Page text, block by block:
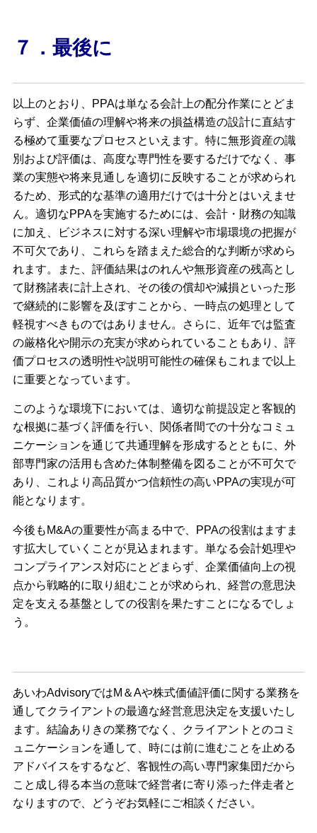
７．最後に
以上のとおり、PPAは単なる会計上の配分作業にとどま
らず、企業価値の理解や将来の損益構造の設計に直結す
る極めて重要なプロセスといえます。特に無形資産の識
別および評価は、高度な専門性を要するだけでなく、事
業の実態や将来見通しを適切に反映することが求められ
るため、形式的な基準の適用だけでは十分とはいえませ
ん。適切なPPAを実施するためには、会計・財務の知識
に加え、ビジネスに対する深い理解や市場環境の把握が
不可欠であり、これらを踏まえた総合的な判断が求めら
れます。また、評価結果はのれんや無形資産の残高とし
て財務諸表に計上され、その後の償却や減損といった形
で継続的に影響を及ぼすことから、一時点の処理として
軽視すべきものではありません。さらに、近年では監査
の厳格化や開示の充実が求められていることもあり、評
価プロセスの透明性や説明可能性の確保もこれまで以上
に重要となっています。
このような環境下においては、適切な前提設定と客観的
な根拠に基づく評価を行い、関係者間での十分なコミュ
ニケーションを通じて共通理解を形成するとともに、外
部専門家の活用も含めた体制整備を図ることが不可欠で
あり、これより高品質かつ信頼性の高いPPAの実現が可
能となります。
今後もM&Aの重要性が高まる中で、PPAの役割はますま
す拡大していくことが見込まれます。単なる会計処理や
コンプライアンス対応にとどまらず、企業価値向上の視
点から戦略的に取り組むことが求められ、経営の意思決
定を支える基盤としての役割を果たすことになるでしょ
う。
あいわAdvisoryではM＆Aや株式価値評価に関する業務を
通してクライアントの最適な経営意思決定を支援いたし
ます。結論ありきの業務でなく、クライアントとのコミ
ュニケーションを通して、時には前に進むことを止める
アドバイスをするなど、客観性の高い専門家集団だから
こと成し得る本当の意味で経営者に寄り添った伴走者と
なりますので、どうぞお気軽にご相談ください。